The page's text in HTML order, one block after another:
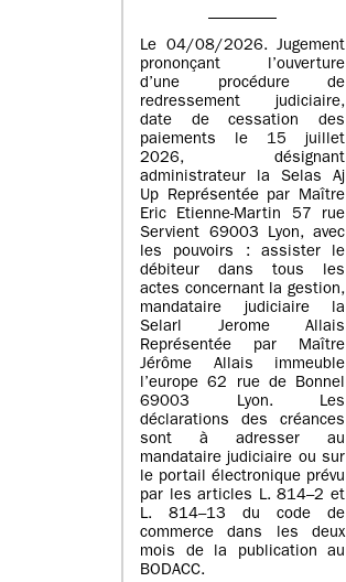
Le 04/08/2026. Jugement
prononçant l’ouverture
d’une procédure de
redressement judiciaire,
date de cessation des
paiements le 15 juillet
2026, désignant
administrateur la Selas Aj
Up Représentée par Maître
Eric Etienne-Martin 57 rue
Servient 69003 Lyon, avec
les pouvoirs : assister le
débiteur dans tous les
actes concernant la gestion,
mandataire judiciaire la
Selarl Jerome Allais
Représentée par Maître
Jérôme Allais immeuble
l’europe 62 rue de Bonnel
69003 Lyon. Les
déclarations des créances
sont à adresser au
mandataire judiciaire ou sur
le portail électronique prévu
par les articles L. 814–2 et
L. 814–13 du code de
commerce dans les deux
mois de la publication au
BODACC.